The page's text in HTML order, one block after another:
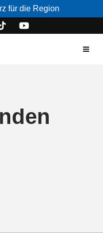
für die Region